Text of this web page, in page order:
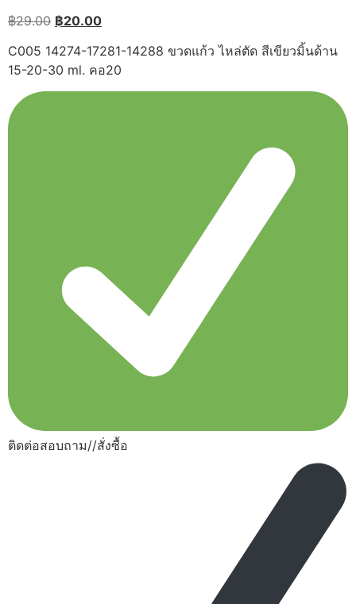
฿29.00 Original
was:
฿29.00.
฿20.00Current
is:
฿20.00.
C005 14274-17281-14288 ขวดแก้ว ไหล่ตัด สีเขียวมิ้นด้าน
15-20-30 ml. คอ20
ติดต่อสอบถาม//สั่งซื้อ